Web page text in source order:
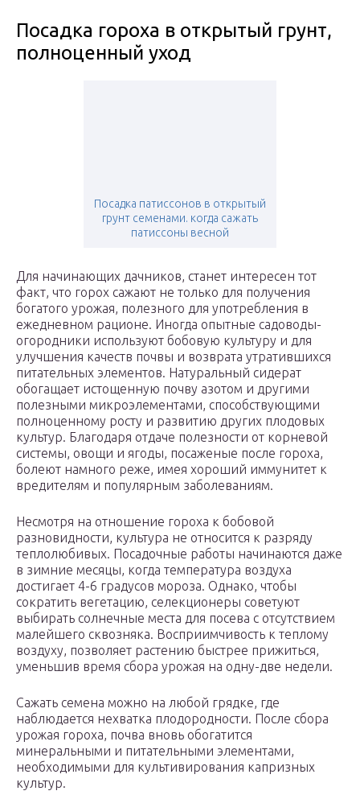
Посадка гороха в открытый грунт,
полноценный уход
Посадка патиссонов в открытый
грунт семенами. когда сажать
патиссоны весной
Для начинающих дачников, станет интересен тот
факт, что горох сажают не только для получения
богатого урожая, полезного для употребления в
ежедневном рационе. Иногда опытные садоводы-
огородники используют бобовую культуру и для
улучшения качеств почвы и возврата утратившихся
питательных элементов. Натуральный сидерат
обогащает истощенную почву азотом и другими
полезными микроэлементами, способствующими
полноценному росту и развитию других плодовых
культур. Благодаря отдаче полезности от корневой
системы, овощи и ягоды, посаженые после гороха,
болеют намного реже, имея хороший иммунитет к
вредителям и популярным заболеваниям.
Несмотря на отношение гороха к бобовой
разновидности, культура не относится к разряду
теплолюбивых. Посадочные работы начинаются даже
в зимние месяцы, когда температура воздуха
достигает 4-6 градусов мороза. Однако, чтобы
сократить вегетацию, селекционеры советуют
выбирать солнечные места для посева с отсутствием
малейшего сквозняка. Восприимчивость к теплому
воздуху, позволяет растению быстрее прижиться,
уменьшив время сбора урожая на одну-две недели.
Сажать семена можно на любой грядке, где
наблюдается нехватка плодородности. После сбора
урожая гороха, почва вновь обогатится
минеральными и питательными элементами,
необходимыми для культивирования капризных
культур.